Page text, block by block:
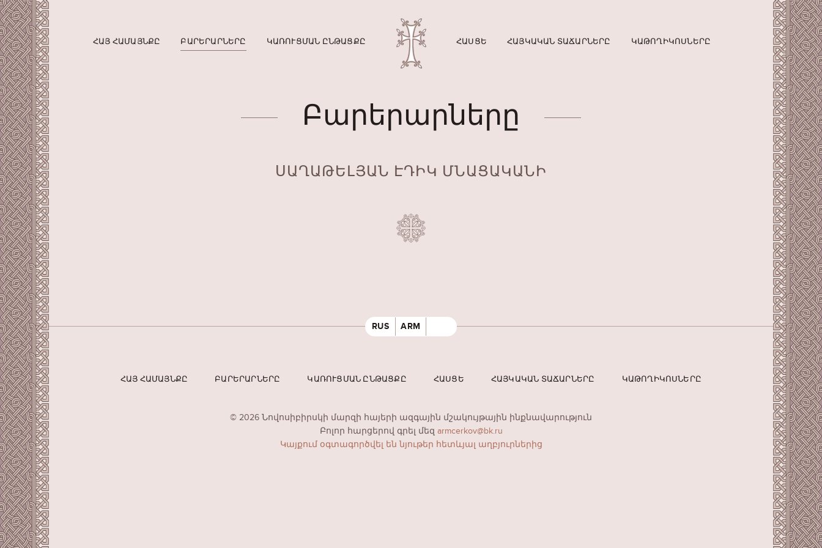
ՀԱՅ ՀԱՄԱՅՆՔԸ ԲԱՐԵՐԱՐՆԵՐԸ ԿԱՌՈՒՑՄԱՆ ԸՆԹԱՑՔԸ ՀԱՍՑԵ ՀԱՅԿԱԿԱՆ ՏԱՃԱՐՆԵՐԸ ԿԱԹՈՂԻԿՈՍՆԵՐԸ
Բարերարները
ՍԱՂԱԹԵԼՅԱՆ ԷԴԻԿ ՄՆԱՑԱԿԱՆԻ
RUS ARM
ՀԱՅ ՀԱՄԱՅՆՔԸ ԲԱՐԵՐԱՐՆԵՐԸ ԿԱՌՈՒՑՄԱՆ ԸՆԹԱՑՔԸ ՀԱՍՑԵ ՀԱՅԿԱԿԱՆ ՏԱՃԱՐՆԵՐԸ ԿԱԹՈՂԻԿՈՍՆԵՐԸ
© 2026 Նովոսիբիրսկի մարզի հայերի ազգային մշակույթային ինքնավարություն
Բոլոր հարցերով գրել մեզ armcerkov@bk.ru
Կայքում օգտագործվել են նյութեր հետևյալ աղբյուրներից